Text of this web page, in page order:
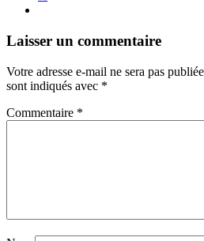
Navigation
articles
←
→
Laisser un commentaire
Votre adresse e-mail ne sera pas
sont indiqués avec *
Commentaire *